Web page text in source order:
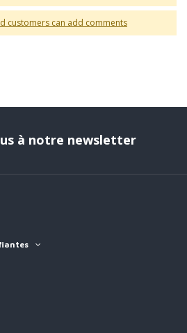
customers can add comments
à notre newsletter